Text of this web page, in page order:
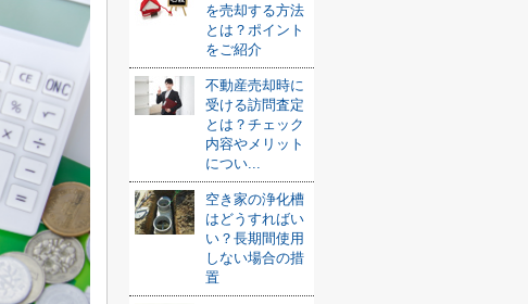
を売却する方法
とは？ポイント
をご紹介
不動産売却時に
受ける訪問査定
とは？チェック
内容やメリット
につい...
空き家の浄化槽
はどうすればい
い？長期間使用
しない場合の措
置